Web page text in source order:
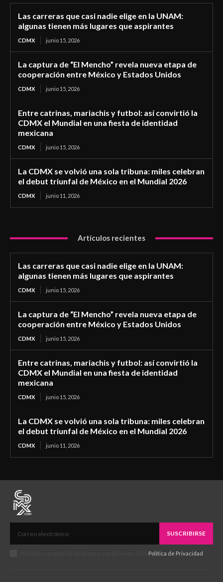
Las carreras que casi nadie elige en la UNAM:
algunas tienen más lugares que aspirantes
CDMX junio 15, 2026
La captura de “El Mencho” revela nueva etapa de
cooperación entre México y Estados Unidos
CDMX junio 15, 2026
Entre catrinas, mariachis y futbol: así convirtió la
CDMX el Mundial en una fiesta de identidad
mexicana
CDMX junio 15, 2026
La CDMX se volvió una sola tribuna: miles celebran
el debut triunfal de México en el Mundial 2026
CDMX junio 11, 2026
Artículos recientes
Las carreras que casi nadie elige en la UNAM:
algunas tienen más lugares que aspirantes
CDMX junio 15, 2026
La captura de “El Mencho” revela nueva etapa de
cooperación entre México y Estados Unidos
CDMX junio 15, 2026
Entre catrinas, mariachis y futbol: así convirtió la
CDMX el Mundial en una fiesta de identidad
mexicana
CDMX junio 15, 2026
La CDMX se volvió una sola tribuna: miles celebran
el debut triunfal de México en el Mundial 2026
CDMX junio 11, 2026
SUSCRIBIRSE
Política de Privacidad